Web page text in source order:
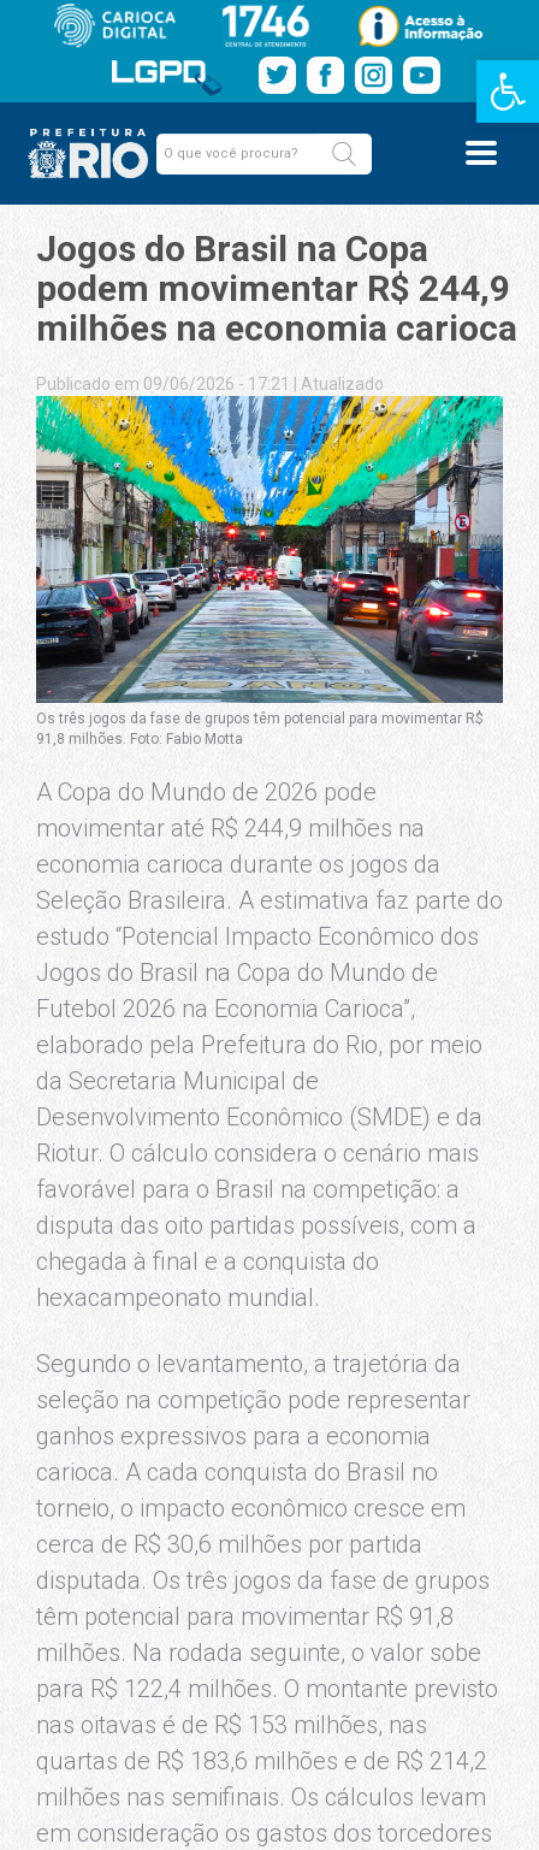
Barra de
Jogos do Brasil na Copa
podem movimentar R$ 244,9
milhões na economia carioca
Publicado em 09/06/2026 - 17:21 Atualizado
Os três jogos da fase de grupos têm potencial para movimentar R$
91,8 milhões. Foto: Fabio Motta
A Copa do Mundo de 2026 pode
movimentar até R$ 244,9 milhões na
economia carioca durante os jogos da
Seleção Brasileira. A estimativa faz parte do
estudo “Potencial Impacto Econômico dos
Jogos do Brasil na Copa do Mundo de
Futebol 2026 na Economia Carioca”,
elaborado pela Prefeitura do Rio, por meio
da Secretaria Municipal de
Desenvolvimento Econômico (SMDE) e da
Riotur. O cálculo considera o cenário mais
favorável para o Brasil na competição: a
disputa das oito partidas possíveis, com a
chegada à final e a conquista do
hexacampeonato mundial.
Segundo o levantamento, a trajetória da
seleção na competição pode representar
ganhos expressivos para a economia
carioca. A cada conquista do Brasil no
torneio, o impacto econômico cresce em
cerca de R$ 30,6 milhões por partida
disputada. Os três jogos da fase de grupos
têm potencial para movimentar R$ 91,8
milhões. Na rodada seguinte, o valor sobe
para R$ 122,4 milhões. O montante previsto
nas oitavas é de R$ 153 milhões, nas
quartas de R$ 183,6 milhões e de R$ 214,2
milhões nas semifinais. Os cálculos levam
em consideração os gastos dos torcedores